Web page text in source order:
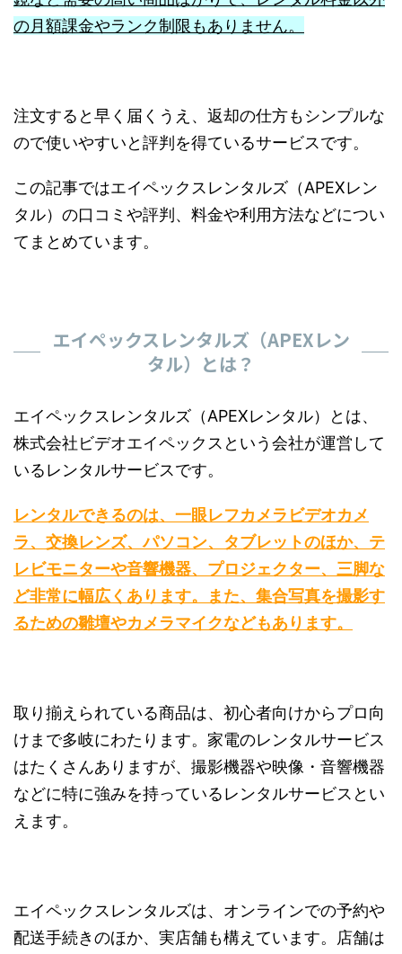
の月額課金やランク制限もありません。
注文すると早く届くうえ、返却の仕方もシンプルな
ので使いやすいと評判を得ているサービスです。
この記事ではエイペックスレンタルズ（APEXレン
タル）の口コミや評判、料金や利用方法などについ
てまとめています。
エイペックスレンタルズ（APEXレン
タル）とは？
エイペックスレンタルズ（APEXレンタル）とは、
株式会社ビデオエイペックスという会社が運営して
いるレンタルサービスです。
レンタルできるのは、一眼レフカメラビデオカメ
ラ、交換レンズ、パソコン、タブレットのほか、テ
レビモニターや音響機器、プロジェクター、三脚な
ど非常に幅広くあります。また、集合写真を撮影す
るための雛壇やカメラマイクなどもあります。
取り揃えられている商品は、初心者向けからプロ向
けまで多岐にわたります。家電のレンタルサービス
はたくさんありますが、撮影機器や映像・音響機器
などに特に強みを持っているレンタルサービスとい
えます。
エイペックスレンタルズは、オンラインでの予約や
配送手続きのほか、実店舗も構えています。店舗は